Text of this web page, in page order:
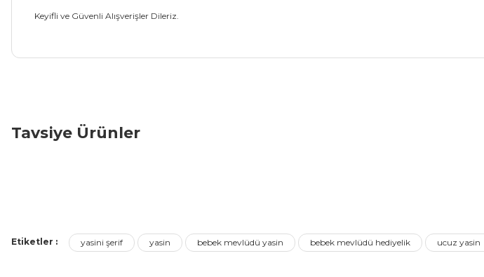
Keyifli ve Güvenli Alışverişler Dileriz.
Görüş ve önerileriniz için teşekkür ederiz.
Bu ürüne benzer farklı alternatifler olmalı.
Tavsiye Ürünler
420,00 ₺ + KDV
Etiketler : yasini şerif yasin bebek mevlüdü yasin bebek mevlüdü hediyelik ucuz yasin